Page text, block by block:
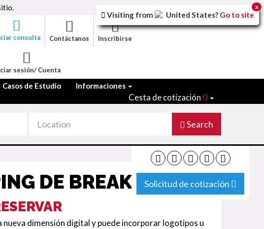
consulta Contáctanos Inscribirse
sesión/ Cuenta
Casos de Estudio Informaciones
Cesta de cotización 0
Search
Solicitud de cotización
DE BREAKDANCE
nueva dimensión digital y puede incorporar logotipos u
Visiting from United States? Go to site
x